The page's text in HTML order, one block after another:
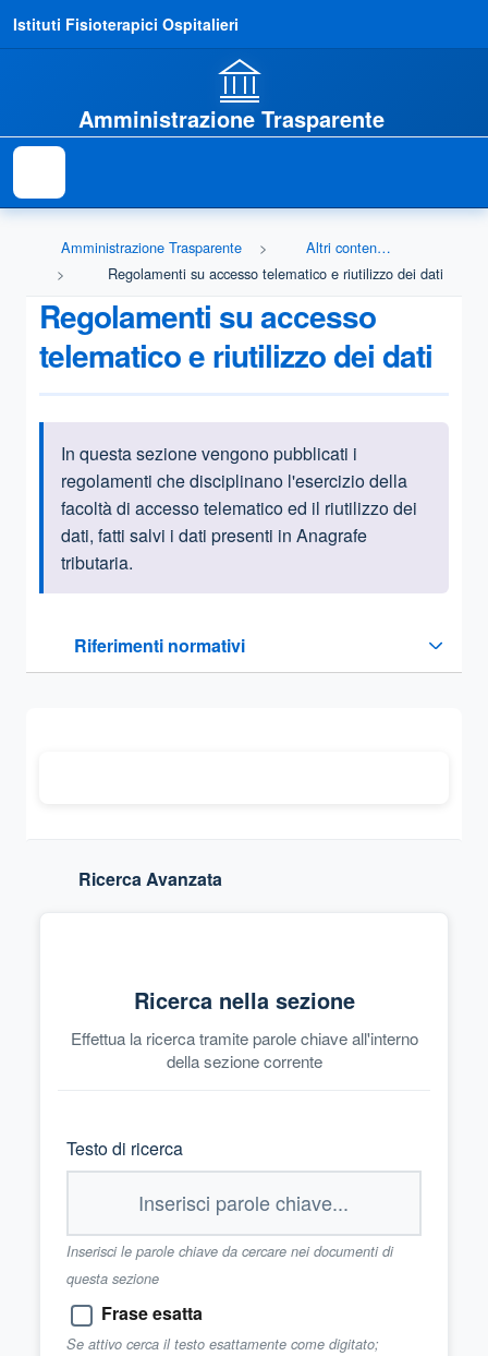
Istituti Fisioterapici Ospitalieri
Amministrazione Trasparente
Amministrazione Trasparente
Altri contenuti - Accessibilità e Catalogo dei dati, metadati e banche dati
Regolamenti su accesso telematico e riutilizzo dei dati
Regolamenti su accesso
telematico e riutilizzo dei dati
Informazioni introduttive
In questa sezione vengono pubblicati i
regolamenti che disciplinano l'esercizio della
facoltà di accesso telematico ed il riutilizzo dei
dati, fatti salvi i dati presenti in Anagrafe
tributaria.
Riferimenti normativi
Sezione compressa
Ricerca Avanzata
Ricerca nella sezione
Effettua la ricerca tramite parole chiave all'interno
della sezione corrente
Testo di ricerca
Inserisci le parole chiave da cercare nei documenti di
questa sezione
Frase esatta
Se attivo cerca il testo esattamente come digitato;